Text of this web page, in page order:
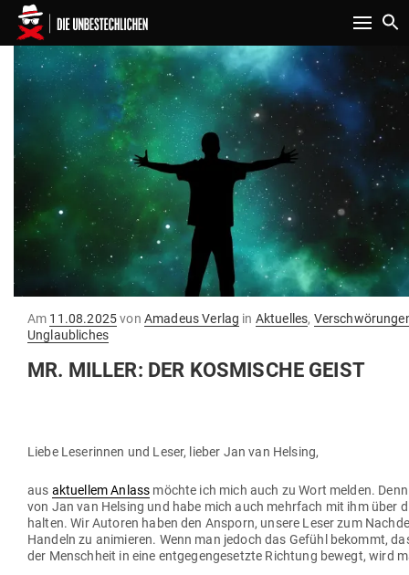
Toggle
Am Gepostet
am
11.08.2025von Amadeus Verlag in Aktuelles,
Unglaubliches
MR. MILLER: DER KOS­MISCHE GEIST
Liebe Lese­rinnen und Leser, lieber Jan van Helsing,
aus aktu­ellem Anlass möchte ich mich auch zu Wort melden.
von Jan van Helsing und habe mich auch mehrfach mit ihm über
halten. Wir Autoren haben den Ansporn, unsere Leser zum
Handeln zu ani­mieren. Wenn man jedoch das Gefühl bekommt,
der Menschheit in eine ent­ge­gen­ge­setzte Richtung bewegt, wird